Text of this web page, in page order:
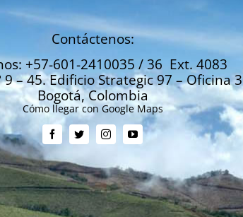
Contáctenos:
+57-601-2410035 / 36 Ext. 4083
9 – 45. Edificio Strategic 97 – Oficina
Bogotá, Colombia
Cómo llegar con Google Maps